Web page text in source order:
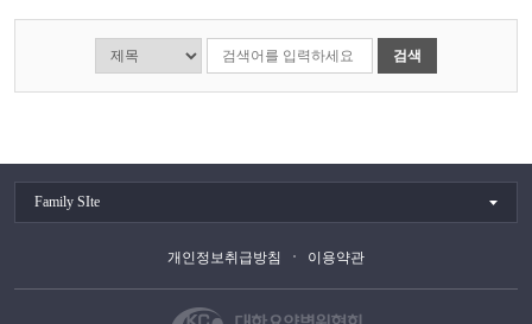
검색
Family SIte
개인정보취급방침 이용약관